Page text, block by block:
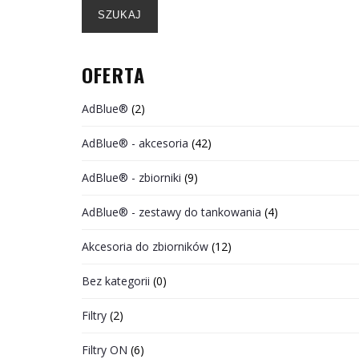
SZUKAJ
OFERTA
AdBlue® (2)
AdBlue® - akcesoria (42)
AdBlue® - zbiorniki (9)
AdBlue® - zestawy do tankowania (4)
Akcesoria do zbiorników (12)
Bez kategorii (0)
Filtry (2)
Filtry ON (6)